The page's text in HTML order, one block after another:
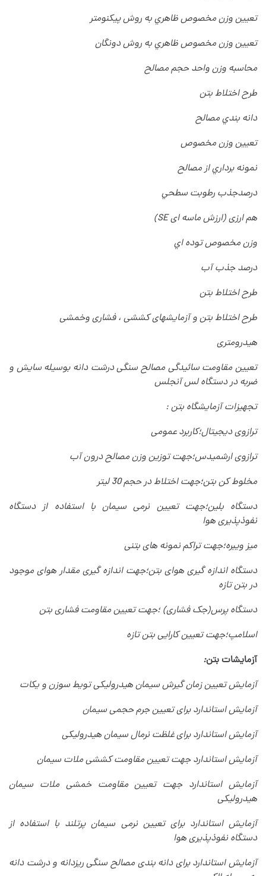
تعيين وزن مخصوص ظاهري به روش پيكنومتر
تعيين وزن مخصوص ظاهري به روش دونگان
محاسبه وزن واحد حجم مصالح
طرح اختلاط بتن
دانه بندي مصالح
تعيين وزن مخصوص
نمونه برداري از مصالح
درصدجذب رطوبت سطحي
هم ارزی (ارزش ماسه ایSE)
وزن مخصوص توده اي
درصد جذب آب
طرح اختلاط بتن
طرح اختلاط بتن و آزمایشهای کششی ، فشاری وخمشی
هیدرومتری
تعیین مقاومت سائیدگی مصالح سنگی درشت دانه بوسیله سایش و
ضربه در دستگاه لس آنجلس
تجهیزات آزمایشگاه بتن:
ترازوی دیجیتال؛کاربرد عمومی
ترازوی ارشمیدس؛جهت توزین وزن مصالح درون آب
مخلوط کن بتن؛جهت اختلاط در حجم 30 لیتر
دستگاه بلین؛جهت تعیین نرمی سیمان با استفاده از دستگاه
نفوذپذیری هوا
میز ویبره؛جهت تراکم نمونه های بتنی
دستگاه اندازه گیری هوای بتن؛جهت اندازه گیری مقدار هوای موجود
در بتن تازه
دستگاه پرس(جک فشاری) ؛جهت تعیین مقاومت فشاری بتن
اسلامپ؛جهت تعیین کارایی بتن تازه
آزمایشات بتن:
آزمایش تعیین زمان گیرش سیمان هیدرولیکی تویط سوزن و یکات
آزمایش استاندارد برای تعیین جرم حجمی سیمان
آزمایش استاندارد برای غلظت نرمال سیمان هیدرولیکی
آزمایش استاندارد جهت تعیین مقاومت کششی ملات سیمان
آزمایش استاندارد جهت تعیین مقاومت خمشی ملات سیمان
هیدرولیکی
آزمایش استاندارد برای تعیین نرمی سیمان پرتلند با استفاده از
دستگاه نفوذپذیری هوا
آزمایش استاندارد برای دانه بندی مصالح سنگی ریزدانه و درشت دانه